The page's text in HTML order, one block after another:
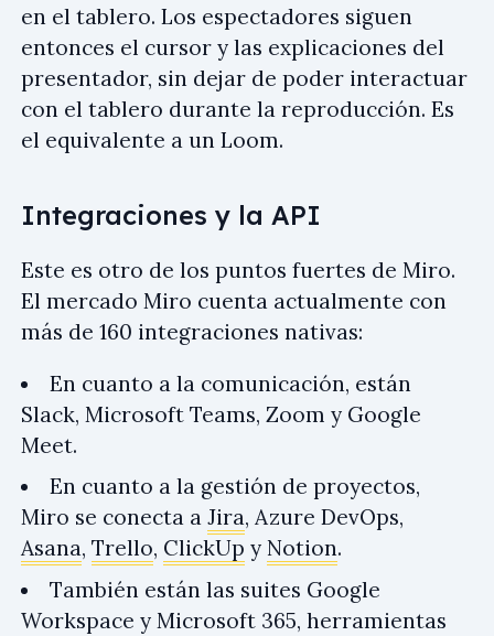
en el tablero. Los espectadores siguen
entonces el cursor y las explicaciones del
presentador, sin dejar de poder interactuar
con el tablero durante la reproducción. Es
el equivalente a un Loom.
Integraciones y la API
Este es otro de los puntos fuertes de Miro.
El mercado Miro cuenta actualmente con
más de 160 integraciones nativas:
En cuanto a la comunicación, están
Slack, Microsoft Teams, Zoom y Google
Meet.
En cuanto a la gestión de proyectos,
Miro se conecta a Jira, Azure DevOps,
Asana, Trello, ClickUp y Notion.
También están las suites Google
Workspace y Microsoft 365, herramientas